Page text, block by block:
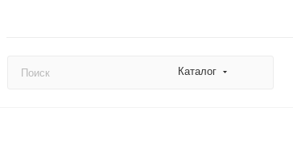
Каталог